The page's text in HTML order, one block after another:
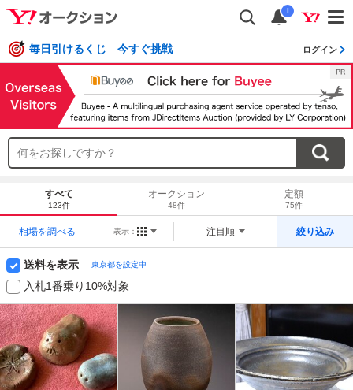
i
毎日引けるくじ 今すぐ挑戦 ログイン
すべて
123件
オークション
48件
定額
75件
相場を調べる 表示： 注目順 絞り込み
送料を表示 東京都を設定中
入札1番乗り10%対象